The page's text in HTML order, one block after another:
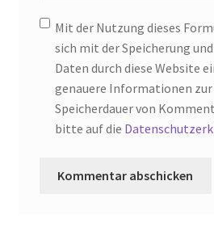
Mit der Nutzung dieses
sich mit der Speicherung
Daten durch diese Website
genauere Informationen zur
Speicherdauer von
bitte auf die